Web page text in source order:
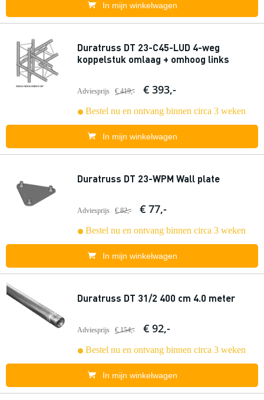
In mijn winkelwagen
Duratruss DT 23-C45-LUD 4-weg
koppelstuk omlaag + omhoog links
Adviesprijs € 419,- € 393,-
Bestel nu en ontvang binnen circa 3 weken
In mijn winkelwagen
Duratruss DT 23-WPM Wall plate
Adviesprijs € 82,- € 77,-
Bestel nu en ontvang binnen circa 3 weken
In mijn winkelwagen
Duratruss DT 31/2 400 cm 4.0 meter
Adviesprijs € 154,- € 92,-
Bestel nu en ontvang binnen circa 3 weken
In mijn winkelwagen